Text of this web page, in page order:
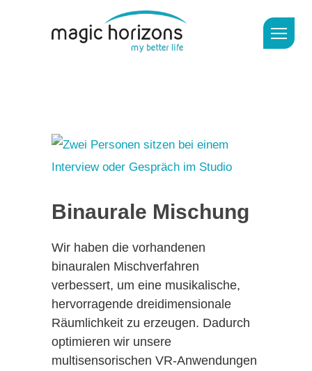
Binaurale Mischung
Wir haben die vorhandenen
binauralen Mischverfahren
verbessert, um eine musikalische,
hervorragende dreidimensionale
Räumlichkeit zu erzeugen. Dadurch
optimieren wir unsere
multisensorischen VR-Anwendungen